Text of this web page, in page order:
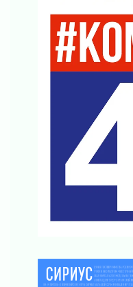
Ленобласть
труда в ЖКХ
03 августа 2026
Поддержка
03 августа 2026
Ладожский мост
Музеи
03 августа 2026
Новая площадка:
03 августа 2026
Часть медиков в
рассчитывать на
ликвидировали
03 августа 2026